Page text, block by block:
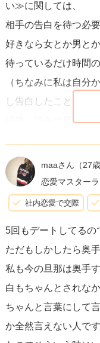
り、素敵な恋の可能
い≫に関しては、
相手の告白を待つ必
好きなら女とか男と
待っているだけ時間の
（ちなみに私は自
し告白したことによ
成功。現在の旦那で
maaさん （27
恋愛マスターラ
社内恋愛で交際
5回もデートしてるの
ただもしかしたら奥
私も今の旦那は奥手
白もちゃんとされなか
ちゃんと言葉にして
か全然言えない人です